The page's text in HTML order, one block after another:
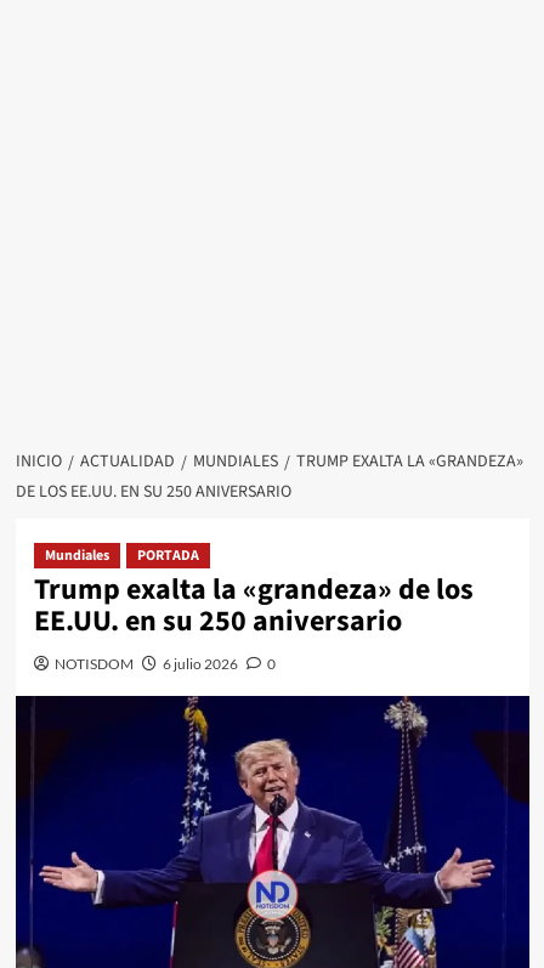
INICIO ACTUALIDAD MUNDIALES
TRUMP EXALTA LA «GRANDEZA»
DE LOS EE.UU. EN SU 250 ANIVERSARIO
Mundiales PORTADA
Trump exalta la «grandeza» de los
EE.UU. en su 250 aniversario
NOTISDOM 6 julio 2026 0